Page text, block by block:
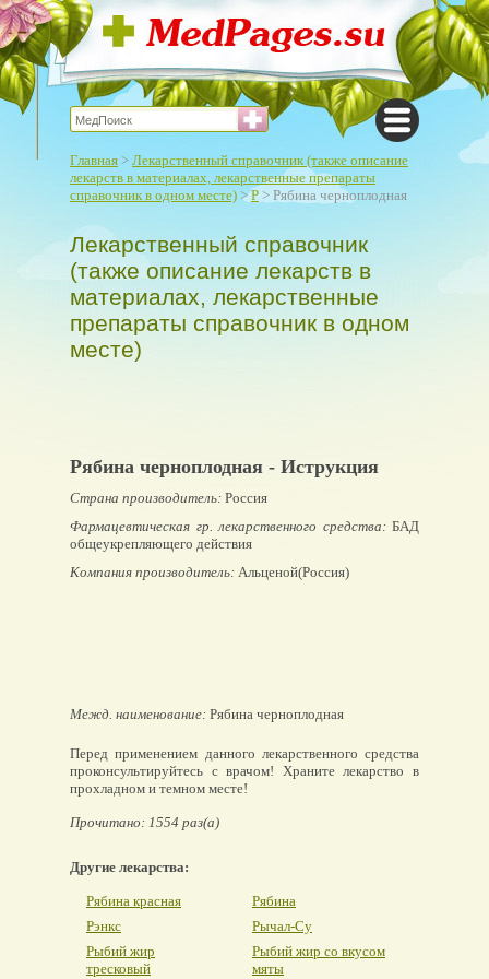
Главная > Лекарственный справочник (также описание
лекарств в материалах, лекарственные препараты
справочник в одном месте) >Р > Рябина черноплодная
Лекарственный справочник
(также описание лекарств в
материалах, лекарственные
препараты справочник в одном
месте)
Рябина черноплодная - Иструкция
Страна производитель: Россия
Фармацевтическая гр. лекарственного средства:БАД
общеукрепляющего действия
Компания производитель: Альценой(Россия)
Межд. наименование: Рябина черноплодная
Перед применением данного лекарственного средства
проконсультируйтесь с врачом! Храните лекарство в
прохладном и темном месте!
Прочитано: 1554 раз(а)
Другие лекарства:
Рябина красная
Рябина
Рэнкс
Рычал-Су
Рыбий жир
тресковый
Рыбий жир со вкусом
мяты